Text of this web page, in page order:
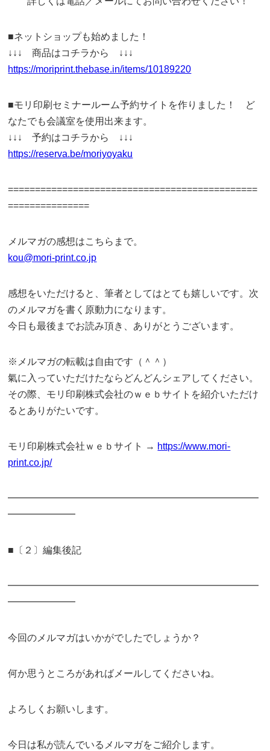
■ネットショップも始めました！
↓↓↓ 商品はコチラから ↓↓↓
https://moriprint.thebase.in/items/10189220
■モリ印刷セミナールーム予約サイトを作りました！ ど
なたでも会議室を使用出来ます。
↓↓↓ 予約はコチラから ↓↓↓
https://reserva.be/moriyoyaku
==============================================
===============
メルマガの感想はこちらまで。
kou@mori-print.co.jp
感想をいただけると、筆者としてはとても嬉しいです。次
のメルマガを書く原動力になります。
今日も最後までお読み頂き、ありがとうございます。
※メルマガの転載は自由です（＾＾）
氣に入っていただけたならどんどんシェアしてください。
その際、モリ印刷株式会社のｗｅｂサイトを紹介いただけ
るとありがたいです。
モリ印刷株式会社ｗｅｂサイト → https://www.mori-
print.co.jp/
━━━━━━━━━━━━━━━━━━━━━━━━━━
━━━━━━━
■〔２〕編集後記
━━━━━━━━━━━━━━━━━━━━━━━━━━
━━━━━━━
今回のメルマガはいかがでしたでしょうか？
何か思うところがあればメールしてくださいね。
よろしくお願いします。
今日は私が読んでいるメルマガをご紹介します。